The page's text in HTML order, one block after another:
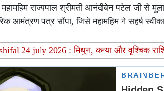
राज्यपाल श्रीमती आनंदीबेन पटेल जी से
आमंत्रण पत्र सौंपा, जिसे महामहिम ने सहर्ष
24 july 2026 : मिथुन, कन्या और वृश्चिक